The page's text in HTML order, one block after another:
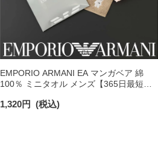
EMPORIO ARMANI EA マンガベア 綿
100％ ミニタオル メンズ【365日最短翌
1,320円 (税込)